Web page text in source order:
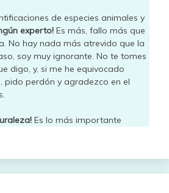
de especies animales y
experto! Es más, fallo más que
No hay nada más atrevido que la
soy muy ignorante. No te tomes
digo, y, si me he equivocado
pido perdón y agradezco en el
Es lo más importante